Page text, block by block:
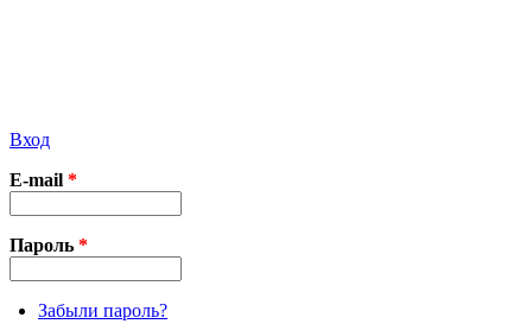
Вход
E-mail *
Пароль *
Забыли пароль?